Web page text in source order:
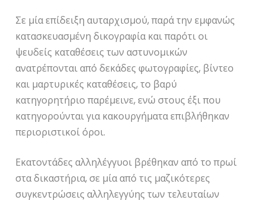
Σε μία επίδειξη αυταρχισμού, παρά την εμφανώς
κατασκευασμένη δικογραφία και παρότι οι
ψευδείς καταθέσεις των αστυνομικών
ανατρέπονται από δεκάδες φωτογραφίες, βίντεο
και μαρτυρικές καταθέσεις, το βαρύ
κατηγορητήριο παρέμεινε, ενώ στους έξι που
κατηγορούνται για κακουργήματα επιβλήθηκαν
περιοριστικοί όροι.
Εκατοντάδες αλληλέγγυοι βρέθηκαν από το πρωί
στα δικαστήρια, σε μία από τις μαζικότερες
συγκεντρώσεις αλληλεγγύης των τελευταίων